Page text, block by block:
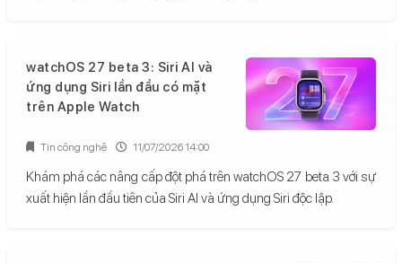
watchOS 27 beta 3: Siri AI và
ứng dụng Siri lần đầu có mặt
trên Apple Watch
Khám phá các nâng cấp đột phá trên watchOS 27 beta 3 với sự
xuất hiện lần đầu tiên của Siri AI và ứng dụng Siri độc lập.
Tin công nghệ 11/07/2026 14:00